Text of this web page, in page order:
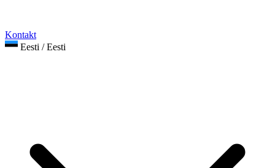
Kontakt
Eesti / Eesti